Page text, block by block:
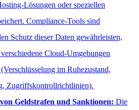
Lösungen oder speziellen
Compliance-Tools sind
Schutz dieser Daten gewährleisten,
Cloud-Umgebungen
im Ruhezustand,
Zugriffskontrollrichtlinien).
Geldstrafen und Sanktionen: Die